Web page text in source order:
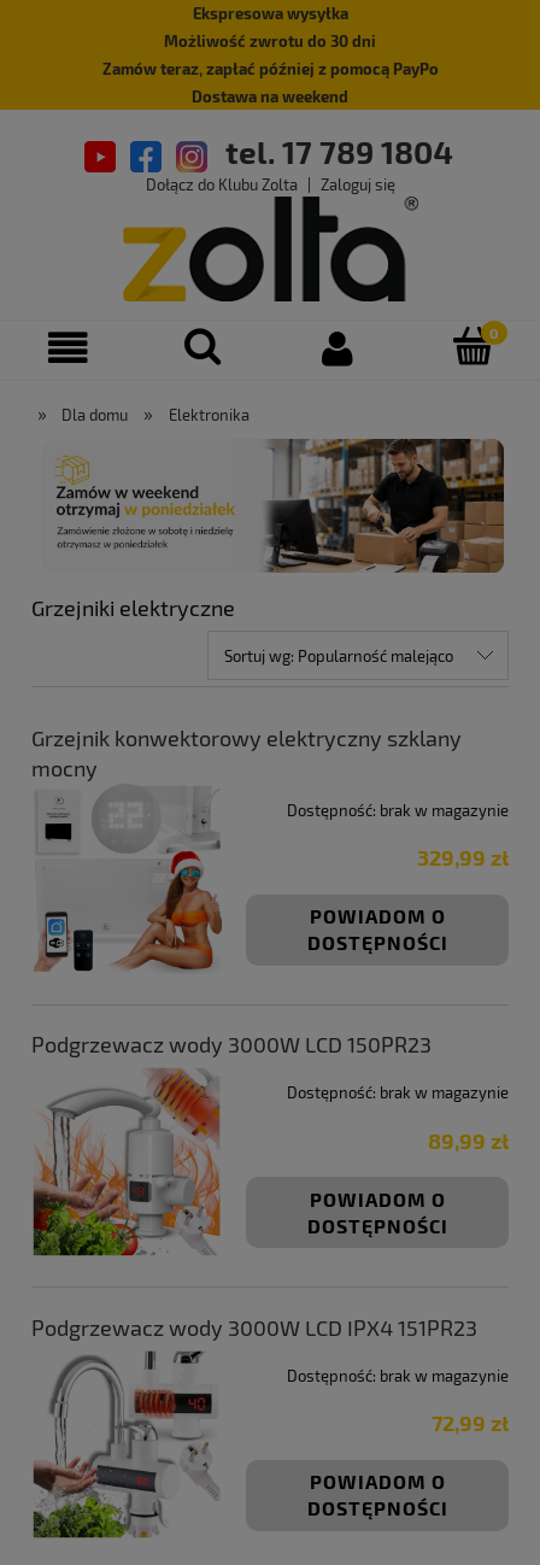
Ekspresowa wysyłka
Możliwość zwrotu do 30 dni
Zamów teraz, zapłać później z pomocą PayPo
Dostawa na weekend
tel. 17 789 1804
Dołącz do Klubu Zolta Zaloguj się
» Dla domu » Elektronika
Grzejniki elektryczne
Sortuj wg: Popularność malejąco
Grzejnik konwektorowy elektryczny szklany
mocny
Dostępność: brak w magazynie
329,99 zł
POWIADOM O
DOSTĘPNOŚCI
Podgrzewacz wody 3000W LCD 150PR23
Dostępność: brak w magazynie
89,99 zł
POWIADOM O
DOSTĘPNOŚCI
Podgrzewacz wody 3000W LCD IPX4 151PR23
Dostępność: brak w magazynie
72,99 zł
POWIADOM O
DOSTĘPNOŚCI